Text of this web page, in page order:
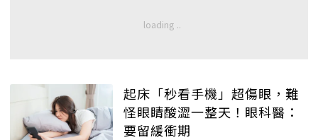
起床「秒看手機」超傷眼，難
怪眼睛酸澀一整天！眼科醫：
要留緩衝期